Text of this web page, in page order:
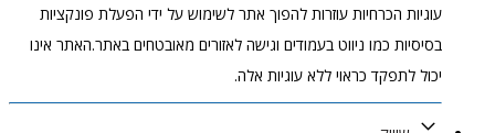
עוגיות הכרחיות עוזרות להפוך אתר לשימוש על ידי הפעלת פונקציות
בסיסיות כמו ניווט בעמודים וגישה לאזורים מאובטחים באתר.האתר אינו
יכול לתפקד כראוי ללא עוגיות אלה.